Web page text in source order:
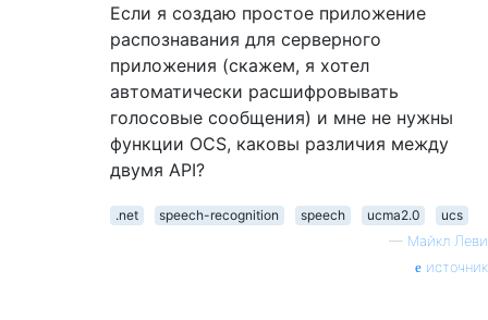
Если я создаю простое приложение
распознавания для серверного
приложения (скажем, я хотел
автоматически расшифровывать
голосовые сообщения) и мне не нужны
функции OCS, каковы различия между
двумя API?
.net speech-recognition speech ucma2.0
ucs
— Майкл Леви
источник